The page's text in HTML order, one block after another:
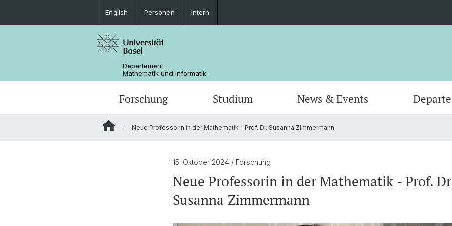
English Personen Intern
Departement
Mathematik und Informatik
Forschung Studium News & Events
Bibliothek
Neue Professorin in der Mathematik - Prof. Dr. Susanna Zimmermann
15. Oktober 2024 / Forschung
Neue Professorin in der Mathematik - Prof.
Susanna Zimmermann